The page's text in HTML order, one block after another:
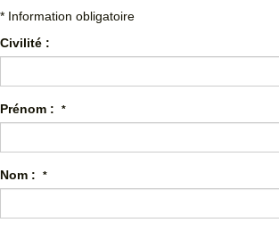
* Information obligatoire
Civilité :
Prénom : *
Nom : *